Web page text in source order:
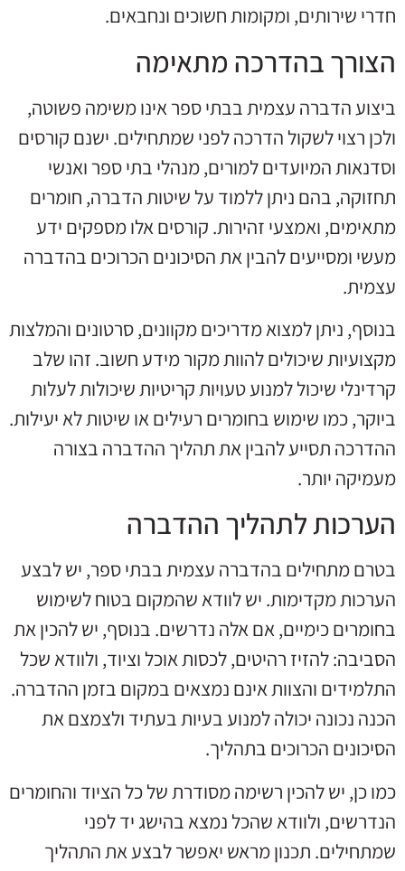
חדרי שירותים, ומקומות חשוכים ונחבאים.
הצורך בהדרכה מתאימה
ביצוע הדברה עצמית בבתי ספר אינו משימה פשוטה,
ולכן רצוי לשקול הדרכה לפני שמתחילים. ישנם קורסים
וסדנאות המיועדים למורים, מנהלי בתי ספר ואנשי
תחזוקה, בהם ניתן ללמוד על שיטות הדברה, חומרים
מתאימים, ואמצעי זהירות. קורסים אלו מספקים ידע
מעשי ומסייעים להבין את הסיכונים הכרוכים בהדברה
עצמית.
בנוסף, ניתן למצוא מדריכים מקוונים, סרטונים והמלצות
מקצועיות שיכולים להוות מקור מידע חשוב. זהו שלב
קרדינלי שיכול למנוע טעויות קריטיות שיכולות לעלות
ביוקר, כמו שימוש בחומרים רעילים או שיטות לא יעילות.
ההדרכה תסייע להבין את תהליך ההדברה בצורה
מעמיקה יותר.
הערכות לתהליך ההדברה
בטרם מתחילים בהדברה עצמית בבתי ספר, יש לבצע
הערכות מקדימות. יש לוודא שהמקום בטוח לשימוש
בחומרים כימיים, אם אלה נדרשים. בנוסף, יש להכין את
הסביבה: להזיז רהיטים, לכסות אוכל וציוד, ולוודא שכל
התלמידים והצוות אינם נמצאים במקום בזמן ההדברה.
הכנה נכונה יכולה למנוע בעיות בעתיד ולצמצם את
הסיכונים הכרוכים בתהליך.
כמו כן, יש להכין רשימה מסודרת של כל הציוד והחומרים
הנדרשים, ולוודא שהכל נמצא בהישג יד לפני
שמתחילים. תכנון מראש יאפשר לבצע את התהליך